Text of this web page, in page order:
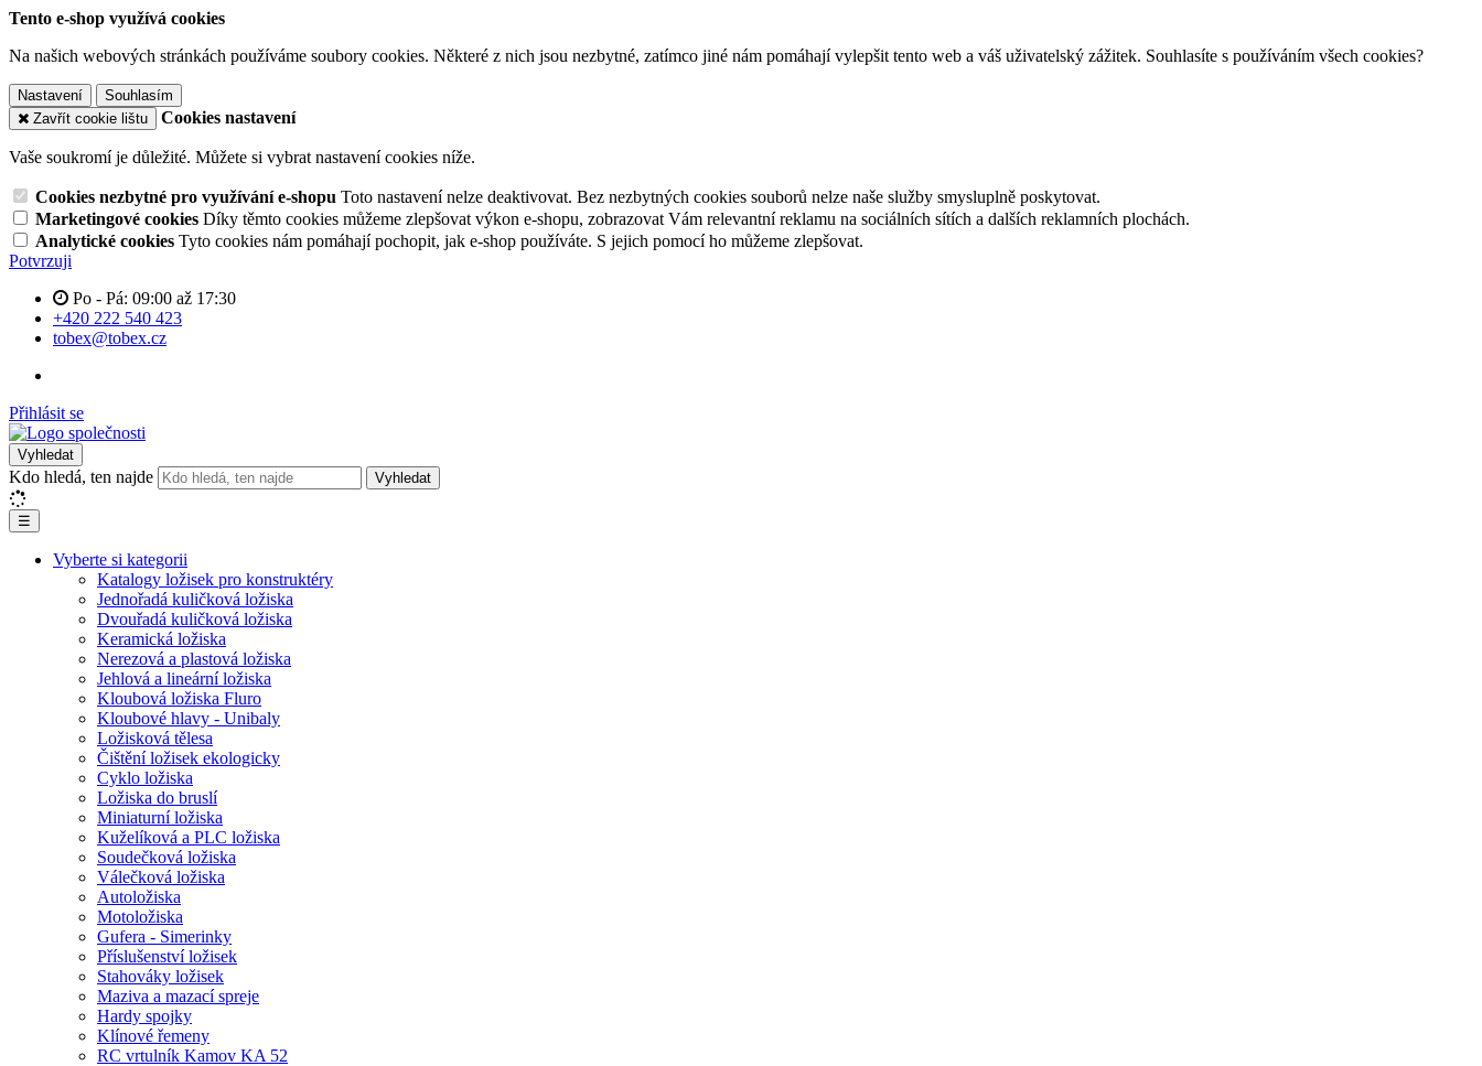
Tento e-shop využívá cookies
Na našich webových stránkách používáme soubory cookies. Některé z nich jsou nezbytné, zatímco jiné nám pomáhají vylepšit tento web a váš uživatelský zážitek. Souhlasíte s používáním všech cookies?
Nastavení
Souhlasím
Zavřít cookie lištu
Cookies nastavení
Vaše soukromí je důležité. Můžete si vybrat nastavení cookies níže.
Cookies nezbytné pro využívání e-shopu Toto nastavení nelze deaktivovat. Bez nezbytných cookies souborů nelze naše služby smysluplně poskytovat.
Marketingové cookies Díky těmto cookies můžeme zlepšovat výkon e-shopu, zobrazovat Vám relevantní reklamu na sociálních sítích a dalších reklamních plochách.
Analytické cookies Tyto cookies nám pomáhají pochopit, jak e-shop používáte. S jejich pomocí ho můžeme zlepšovat.
Potvrzuji
Po - Pá: 09:00 až 17:30
+420 222 540 423
tobex@tobex.cz
Přihlásit se
Vyhledat
Kdo hledá, ten najde Vyhledat
☰
Vyberte si kategorii
Katalogy ložisek pro konstruktéry
Jednořadá kuličková ložiska
Dvouřadá kuličková ložiska
Keramická ložiska
Nerezová a plastová ložiska
Jehlová a lineární ložiska
Kloubová ložiska Fluro
Kloubové hlavy - Unibaly
Ložisková tělesa
Čištění ložisek ekologicky
Cyklo ložiska
Ložiska do bruslí
Miniaturní ložiska
Kuželíková a PLC ložiska
Soudečková ložiska
Válečková ložiska
Autoložiska
Motoložiska
Gufera - Simerinky
Příslušenství ložisek
Stahováky ložisek
Maziva a mazací spreje
Hardy spojky
Klínové řemeny
RC vrtulník Kamov KA 52